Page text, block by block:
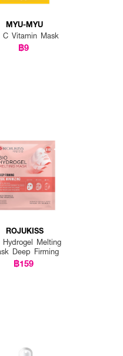
MYU-MYU
C Vitamin Mask
฿9
ROJUKISS
Hydrogel Melting
Deep Firming
฿159